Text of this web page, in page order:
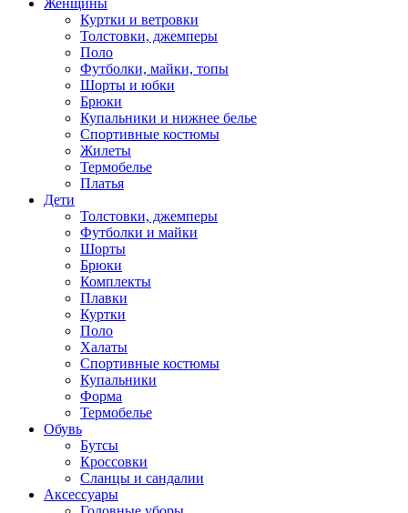
Куртки и ветровки
Толстовки, джемперы
Поло
Футболки, майки, топы
Шорты и юбки
Брюки
Купальники и нижнее белье
Спортивные костюмы
Жилеты
Термобелье
Платья
Дети
Толстовки, джемперы
Футболки и майки
Шорты
Брюки
Комплекты
Плавки
Куртки
Поло
Халаты
Спортивные костюмы
Купальники
Форма
Термобелье
Обувь
Бутсы
Кроссовки
Сланцы и сандалии
Аксессуары